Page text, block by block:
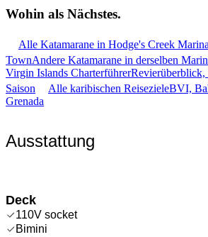
Wohin als Nächstes.
Alle Katamarane in Hodge's Creek
TownAndere Katamarane in derselben
Virgin Islands CharterführerRevierüberblick,
Saison
Alle karibischen ReisezieleBVI,
Grenada
Ausstattung
Deck
110V socket
Bimini